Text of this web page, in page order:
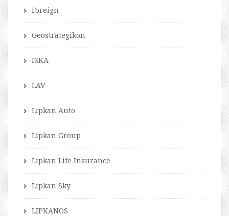
Foreign
Geostrategikon
ISKA
LAV
Lipkan Auto
Lipkan Group
Lipkan Life Insurance
Lipkan Sky
LIPKANOS